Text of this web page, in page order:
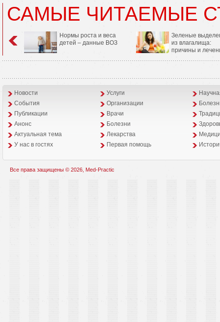
САМЫЕ ЧИТАЕМЫЕ
Нормы роста и веса
детей – данные ВОЗ
Зеленые
из влагалища:
причины и
Новости Услуги
События
Организации
Публикации
Врачи
Анонс
Болезни
Aктуальная тема
Лекарства
У нас в гостях
Первая помощь
Все права защищены © 2026, Med-Practic